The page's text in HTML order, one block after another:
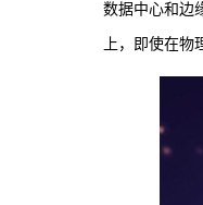
数据中心和边
上，即使在